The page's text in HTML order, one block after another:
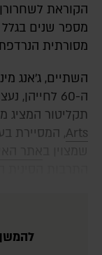
הקוראת
מספר שנים בגלל
מסורתית הנרדפת
השתיים, ג'אנג מינג-פנג וג'אנג גווי-ג'י כפי הנראה בשנות
ה-60
תקליטור המציג
Arts, המסיירת